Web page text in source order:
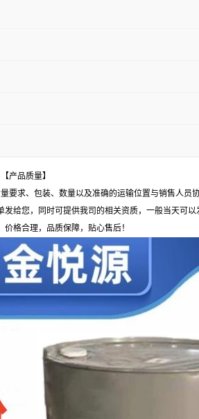
【产品质量】
要求、包装、数量以及准确的运输位置与销售人员协
给您，同时可提供我司的相关资质，一般当天可以
格合理，品质保障，贴心售后！